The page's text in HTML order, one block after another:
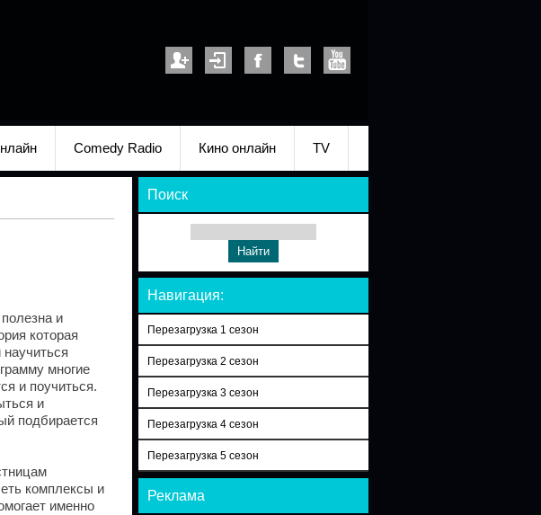
Comedy Radio Кино онлайн TV
и
которая
многие
и поучиться.
и
подбирается
комплексы и
именно
Поиск
Навигация:
Перезагрузка 1 сезон
Перезагрузка 2 сезон
Перезагрузка 3 сезон
Перезагрузка 4 сезон
Перезагрузка 5 сезон
Реклама